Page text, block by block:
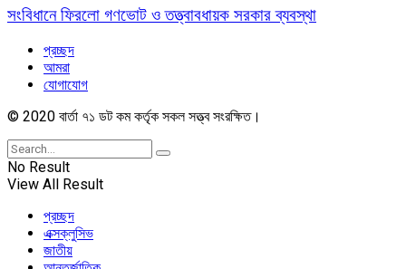
সংবিধানে ফিরলো গণভোট ও তত্ত্বাবধায়ক সরকার ব্যবস্থা
প্রচ্ছদ
আমরা
যোগাযোগ
© 2020 বার্তা ৭১ ডট কম কর্তৃক সকল সত্ত্ব সংরক্ষিত।
No Result
View All Result
প্রচ্ছদ
এক্সক্লুসিভ
জাতীয়